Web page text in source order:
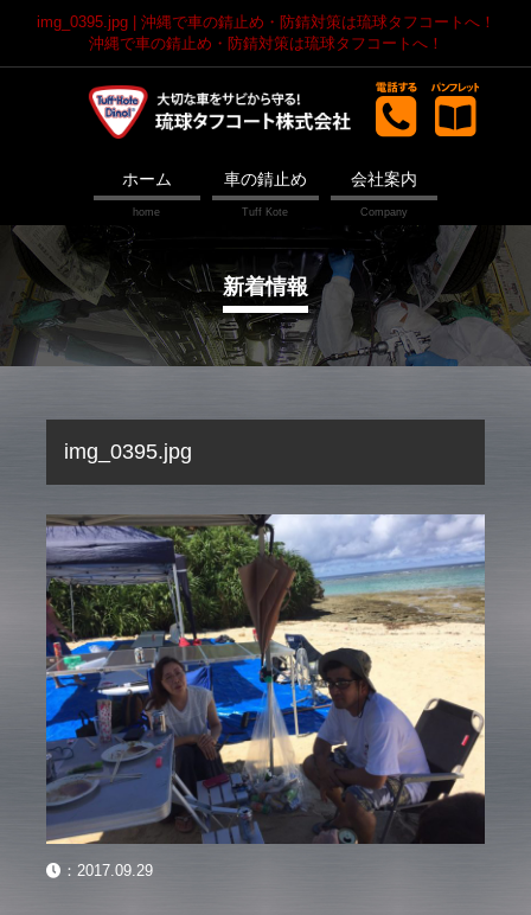
img_0395.jpg | 沖縄で車の錆止め・防錆対策は琉球タフコートへ！
沖縄で車の錆止め・防錆対策は琉球タフコートへ！
ホーム 車の錆止め 会社案内
新着情報
img_0395.jpg
： 2017.09.29